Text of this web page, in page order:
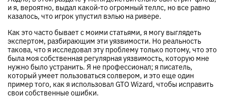
и я, вероятно, выдал какой-то огромный теллс, но все равно
казалось, что игрок упустил вэлью на ривере.
Как это часто бывает с моими статьями, я могу выглядеть
экспертом, разбирающим эти уязвимости. Но реальность
такова, что я исследовал эту проблему только потому, что это
была моя собственная регулярная уязвимость, которую мне
нужно было устранить. Я не профессионал; я писатель,
который умеет пользоваться солвером, и это еще один
пример того, как я использовал GTO Wizard, чтобы исправить
свои собственные ошибки.